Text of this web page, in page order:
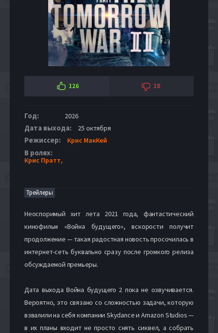
126 18
Год: 2026
Дата выхода: 25 октября
Режиссер: Крис МакКей
В ролях:
Крис Пратт,
Трейлеры
Неоспоримый хит лета 2021 года, фантастический
кинофильм «Война будущего», вскорости получит
продолжение — такая радостная новость просочилась в
интернет-сеть буквально сразу после громкого релиза
обсуждаемой премьеры.
Дата выхода Война будущего 2 пока не озвучивается.
Вероятно, это связано со сложностью задачи, которую
взвалили на себя компании Skydance и Amazon Studios —
в их планы входит не просто снять сиквел, а собрать